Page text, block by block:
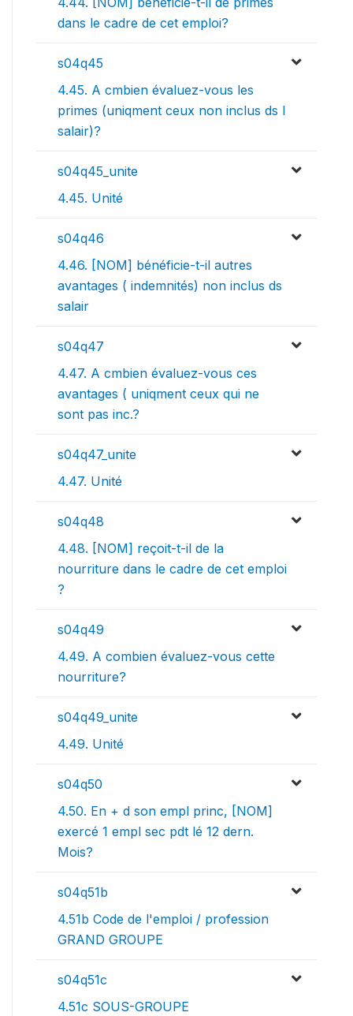
dans le cadre de cet emploi?
s04q45
4.45. A cmbien évaluez-vous les
primes (uniqment ceux non inclus ds l
salair)?
s04q45_unite
4.45. Unité
s04q46
4.46. [NOM] bénéficie-t-il autres
avantages ( indemnités) non inclus ds
salair
s04q47
4.47. A cmbien évaluez-vous ces
avantages ( uniqment ceux qui ne
sont pas inc.?
s04q47_unite
4.47. Unité
s04q48
4.48. [NOM] reçoit-t-il de la
nourriture dans le cadre de cet emploi
?
s04q49
4.49. A combien évaluez-vous cette
nourriture?
s04q49_unite
4.49. Unité
s04q50
4.50. En + d son empl princ, [NOM]
exercé 1 empl sec pdt lé 12 dern.
Mois?
s04q51b
4.51b Code de l'emploi / profession
GRAND GROUPE
s04q51c
4.51c SOUS-GROUPE